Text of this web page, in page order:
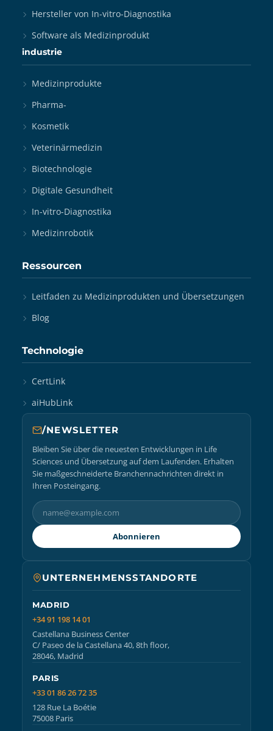
Hersteller von In-vitro-Diagnostika
Software als Medizinprodukt
industrie
Medizinprodukte
Pharma-
Kosmetik
Veterinärmedizin
Biotechnologie
Digitale Gesundheit
In-vitro-Diagnostika
Medizinrobotik
Ressourcen
Leitfaden zu Medizinprodukten und Übersetzungen
Blog
Technologie
CertLink
aiHubLink
/NEWSLETTER
Bleiben Sie über die neuesten Entwicklungen in Life
Sciences und Übersetzung auf dem Laufenden. Erhalten
Sie maßgeschneiderte Branchennachrichten direkt in
Ihren Posteingang.
Abonnieren
UNTERNEHMENSSTANDORTE
MADRID
+34 91 198 14 01
Castellana Business Center
C/ Paseo de la Castellana 40, 8th floor,
28046, Madrid
PARIS
+33 01 86 26 72 35
128 Rue La Boétie
75008 Paris